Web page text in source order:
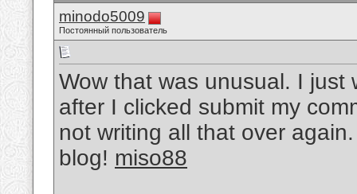
minodo5009
Постоянный пользователь
Wow that was unusual. I just
after I clicked submit my
not writing all that over
blog! miso88